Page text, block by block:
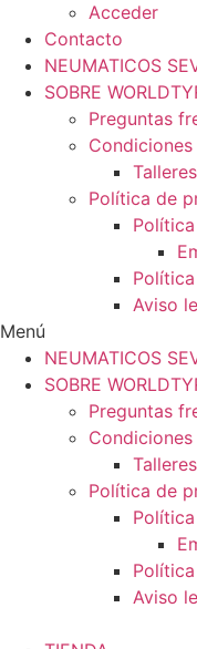
Acceder
Contacto
NEUMATICOS
SOBRE
Preguntas
Política de
Aviso
Menú
NEUMATICOS
SOBRE
Preguntas
Política de
Aviso